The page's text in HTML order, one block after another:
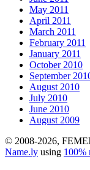
May 2011
April 2011
March 2011
February 2011
January 2011
October 2010
September
August 2010
July 2010
June 2010
August 2009
© 2008-2026,
Name.ly using 100%